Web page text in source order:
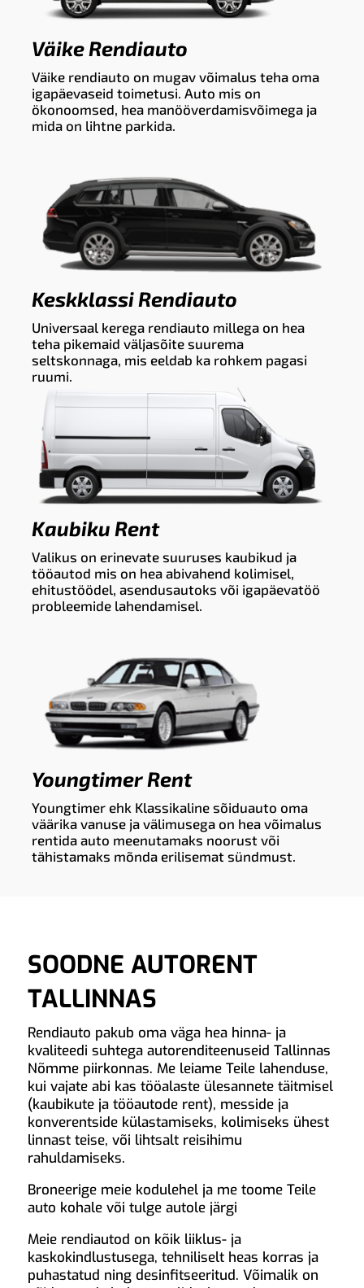
Väike Rendiauto
Väike rendiauto on mugav võimalus teha oma
igapäevaseid toimetusi. Auto mis on
ökonoomsed, hea manööverdamisvõimega ja
mida on lihtne parkida.
Keskklassi Rendiauto
Universaal kerega rendiauto millega on hea
teha pikemaid väljasõite suurema
seltskonnaga, mis eeldab ka rohkem pagasi
ruumi.
Kaubiku Rent
Valikus on erinevate suuruses kaubikud ja
tööautod mis on hea abivahend kolimisel,
ehitustöödel, asendusautoks või igapäevatöö
probleemide lahendamisel.
Youngtimer Rent
Youngtimer ehk Klassikaline sõiduauto oma
väärika vanuse ja välimusega on hea võimalus
rentida auto meenutamaks noorust või
tähistamaks mõnda erilisemat sündmust.
SOODNE AUTORENT
TALLINNAS
Rendiauto pakub oma väga hea hinna- ja
kvaliteedi suhtega autorenditeenuseid Tallinnas
Nõmme piirkonnas. Me leiame Teile lahenduse,
kui vajate abi kas tööalaste ülesannete täitmisel
(kaubikute ja tööautode rent), messide ja
konverentside külastamiseks, kolimiseks ühest
linnast teise, või lihtsalt reisihimu
rahuldamiseks.
Broneerige meie kodulehel ja me toome Teile
auto kohale või tulge autole järgi
Meie rendiautod on kõik liiklus- ja
kaskokindlustusega, tehniliselt heas korras ja
puhastatud ning desinfitseeritud. Võimalik on